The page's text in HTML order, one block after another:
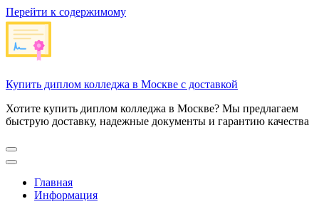
Перейти к содержимому
Купить диплом колледжа в Москве с доставкой
Хотите купить диплом колледжа в Москве? Мы предлагаем
быструю доставку, надежные документы и гарантию качества
Главная
Информация